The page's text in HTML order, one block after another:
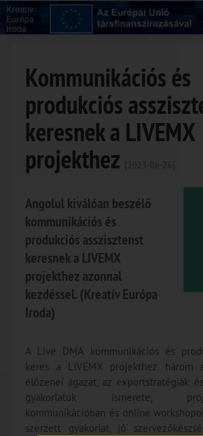
Kommunikációs és
produkciós
keresnek a LIVEMX
projekthez
Angolul kiválóan beszélő
kommunikációs és
produkciós asszisztenst
keresnek a LIVEMX
projekthez azonnal
kezdéssel. (Kreatív Európa
Iroda)
A Live DMA kommunikációs és
keres a LIVEMX projekthez három
élőzenei ágazat, az exportstratégiák
gyakorlatok ismerete,
kommunikációban és online
szerzett gyakorlat, jó